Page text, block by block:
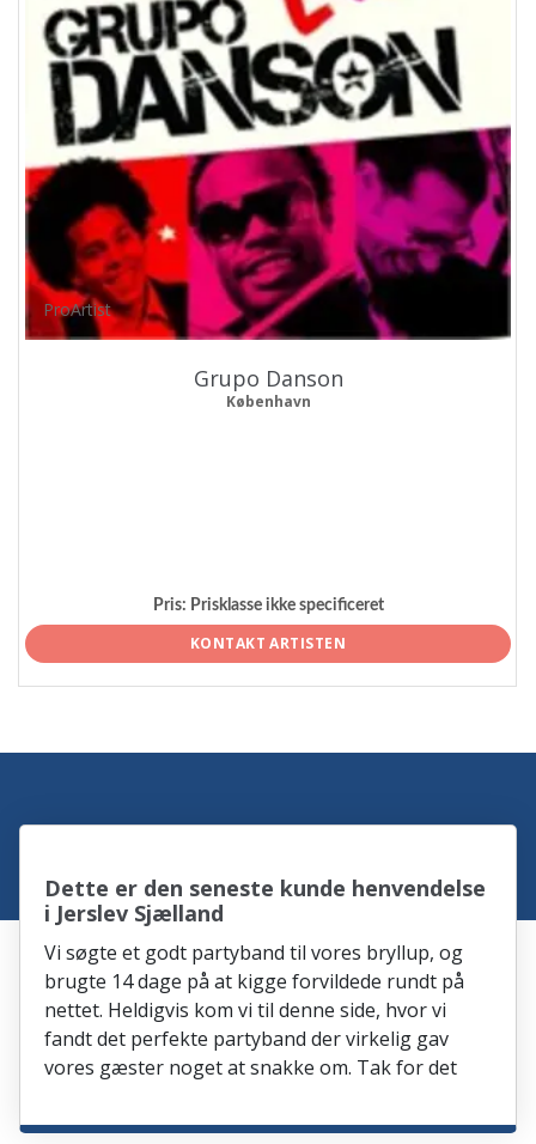
ProArtist
Grupo Danson
København
Pris: Prisklasse ikke specificeret
KONTAKT ARTISTEN
Dette er den seneste kunde henvendelse
i Jerslev Sjælland
Vi søgte et godt partyband til vores bryllup, og
brugte 14 dage på at kigge forvildede rundt på
nettet. Heldigvis kom vi til denne side, hvor vi
fandt det perfekte partyband der virkelig gav
vores gæster noget at snakke om. Tak for det